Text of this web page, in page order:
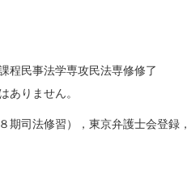
程民事法学専攻民法専修修了
ありません。
期司法修習），東京弁護士会登録，